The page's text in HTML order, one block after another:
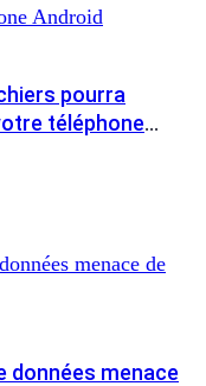
pourra
téléphone
données menace